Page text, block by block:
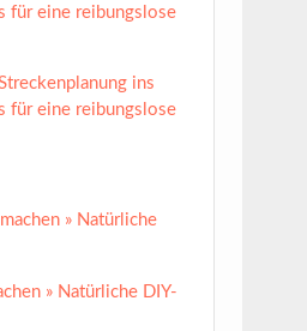
ins
für eine reibungslose
» Natürliche DIY-